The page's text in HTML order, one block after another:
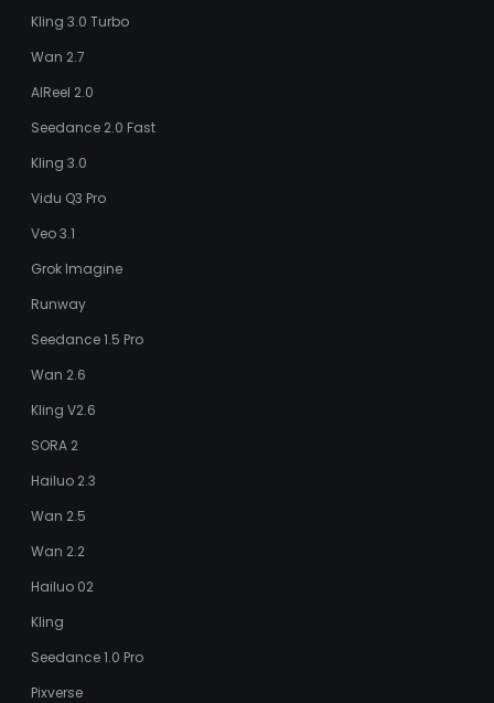
Kling 3.0 Turbo
Wan 2.7
AIReel 2.0
Seedance 2.0 Fast
Kling 3.0
Vidu Q3 Pro
Veo 3.1
Grok Imagine
Runway
Seedance 1.5 Pro
Wan 2.6
Kling V2.6
SORA 2
Hailuo 2.3
Wan 2.5
Wan 2.2
Hailuo 02
Kling
Seedance 1.0 Pro
Pixverse